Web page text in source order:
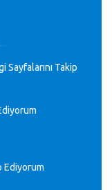
teveccüh
iletin
layık
hadi bir
larımız ile
Takip
Ediyorum